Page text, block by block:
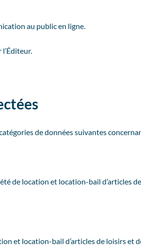
au public en ligne.
de données suivantes
de location et location-bail d’articles
et location-bail d’articles de loisirs et